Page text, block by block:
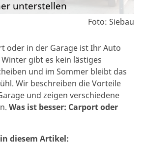
unterstellen
Foto: Siebau
oder in der Garage ist Ihr Auto
gibt es kein lästiges
und im Sommer bleibt das
Wir beschreiben die Vorteile
und zeigen verschiedene
Was ist besser: Carport oder
diesem Artikel: